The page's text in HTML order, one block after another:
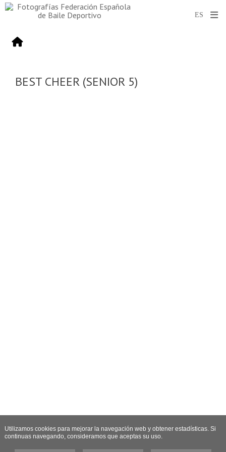
BEST CHEER (SENIOR 5)
Utilizamos cookies para mejorar la navegación web y obtener estadísticas. Si
continuas navegando, consideramos que aceptas su uso.